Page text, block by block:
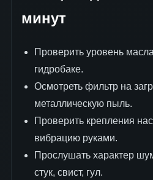
минут
Проверить уровень
гидробаке.
Осмотреть фильтр на
металлическую пыль.
Проверить крепления
вибрацию руками.
Прослушать характер
стук, свист, гул.